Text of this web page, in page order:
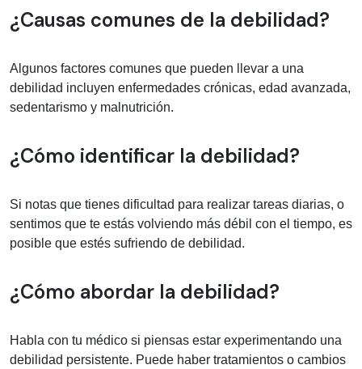
¿Causas comunes de la debilidad?
Algunos factores comunes que pueden llevar a una
debilidad incluyen enfermedades crónicas, edad avanzada,
sedentarismo y malnutrición.
¿Cómo identificar la debilidad?
Si notas que tienes dificultad para realizar tareas diarias, o
sentimos que te estás volviendo más débil con el tiempo, es
posible que estés sufriendo de debilidad.
¿Cómo abordar la debilidad?
Habla con tu médico si piensas estar experimentando una
debilidad persistente. Puede haber tratamientos o cambios